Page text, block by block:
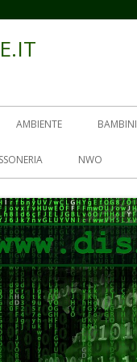
AMBIENTE BAMBINI
NWO